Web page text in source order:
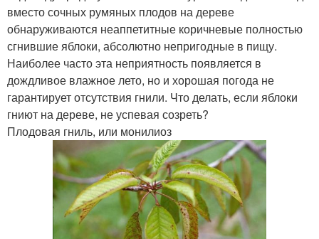
вместо сочных румяных плодов на дереве
обнаруживаются неаппетитные коричневые полностью
сгнившие яблоки, абсолютно непригодные в пищу.
Наиболее часто эта неприятность появляется в
дождливое влажное лето, но и хорошая погода не
гарантирует отсутствия гнили. Что делать, если яблоки
гниют на дереве, не успевая созреть?
Плодовая гниль, или монилиоз